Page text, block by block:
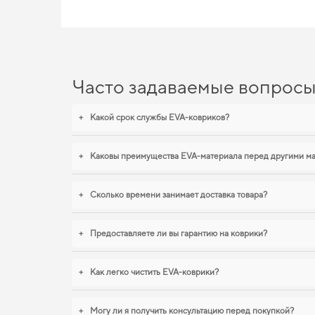
Часто задаваемые вопросы
+ Какой срок службы EVA-ковриков?
+ Каковы преимущества EVA-материала перед другими
+ Сколько времени занимает доставка товара?
+ Предоставляете ли вы гарантию на коврики?
+ Как легко чистить EVA-коврики?
+ Могу ли я получить консультацию перед покупкой?